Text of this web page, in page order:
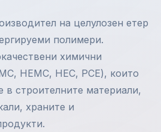
на целулозен етер
полимери.
химични
HEMC, HEC, PCE), които
строителните материали,
храните и